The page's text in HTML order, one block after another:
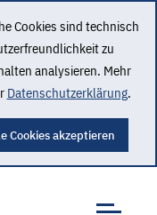
Cookies sind technisch
zu
analysieren. Mehr
Datenschutzerklärung.
Cookies akzeptieren